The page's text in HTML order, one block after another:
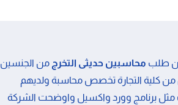
طلب محاسبين حديثى التخرج من الجنسين
كلية التجارة تخصص محاسبة ولديهم
مثل برنامج وورد واكسيل واوضحت الشركة